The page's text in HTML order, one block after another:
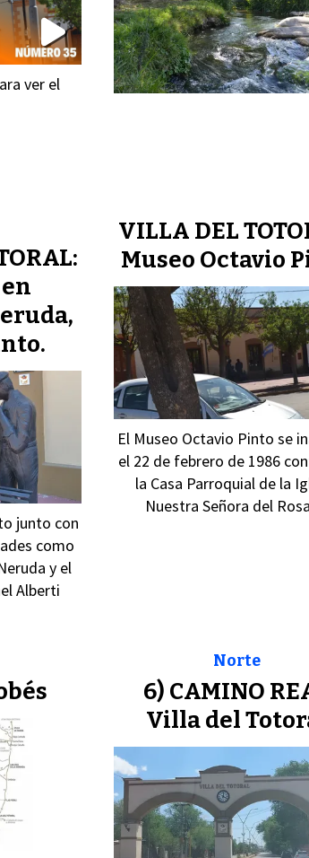
ver el
junto con
como
y el
Alberti
VILLA DEL
Museo Octavio
El Museo Octavio Pinto se
el 22 de febrero de 1986
la Casa Parroquial de la
Nuestra Señora del
6) CAMINO
Villa del
Norte